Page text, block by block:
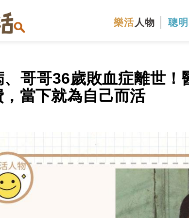
樂活 人物 聰明
哥哥36歲敗血症離世！
，當下就為自己而活